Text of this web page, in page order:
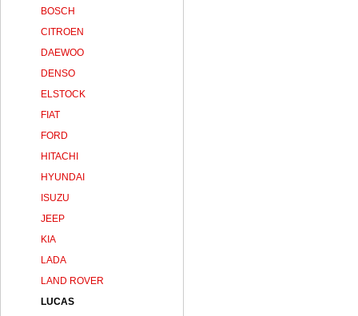
BOSCH
CITROEN
DAEWOO
DENSO
ELSTOCK
FIAT
FORD
HITACHI
HYUNDAI
ISUZU
JEEP
KIA
LADA
LAND ROVER
LUCAS